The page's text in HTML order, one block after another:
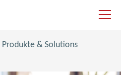
Produkte & Solutions